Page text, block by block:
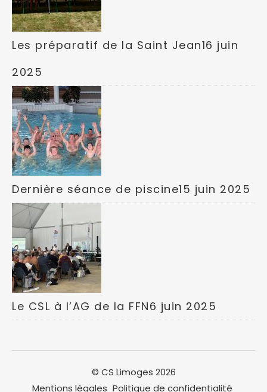
Les préparatif de la Saint Jean16 juin
2025
Dernière séance de piscine15 juin 2025
Le CSL à l’AG de la FFN6 juin 2025
© CS Limoges 2026
Mentions légales Politique de confidentialité